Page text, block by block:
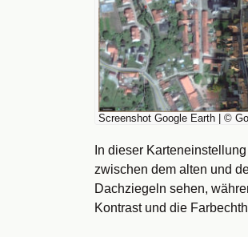
Screenshot Google Earth | ©
In dieser
zwischen dem alten und
Dachziegeln sehen,
Kontrast und die